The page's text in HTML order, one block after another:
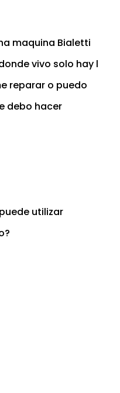
maquina Bialetti
vivo solo hay l
reparar o puedo
debo hacer
utilizar